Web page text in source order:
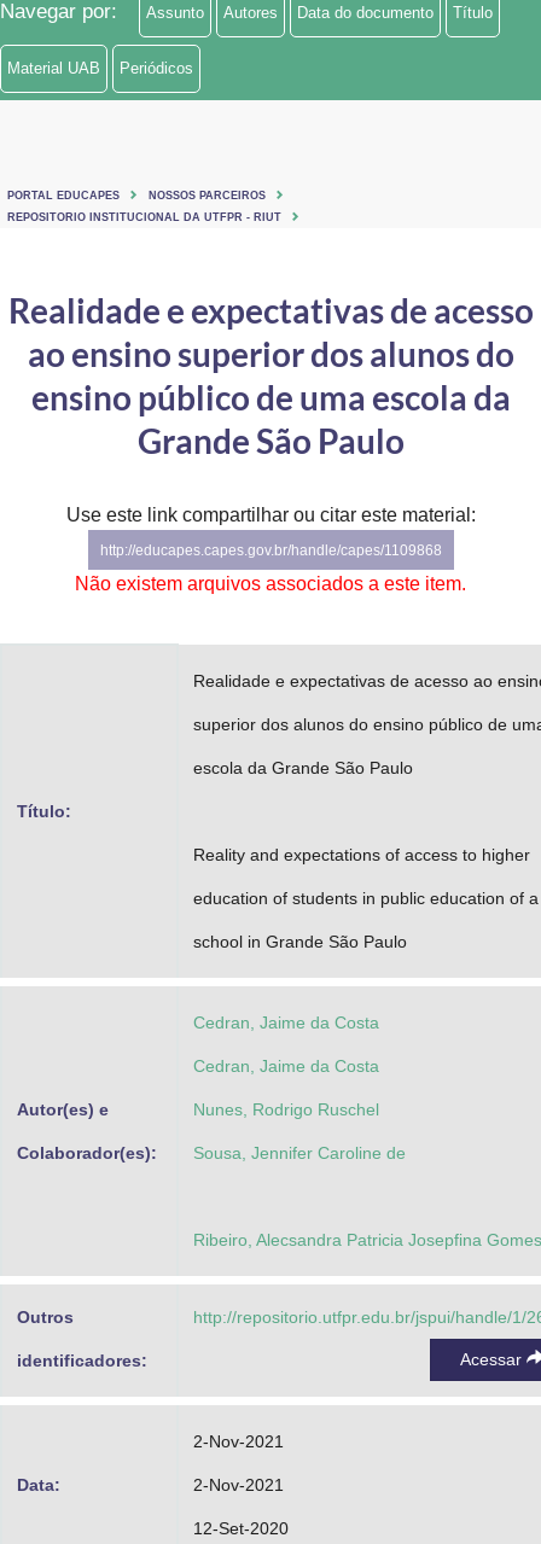
Ministério de Minas e Energia
Ministério da Ciência, Tecnologia, Inovações e Comunicações
Ministério do Turismo
Controladoria-Geral da União
Ministério da Mulher, da Família e dos Direitos Humanos
Secretaria-Geral
Secretaria de Governo
Gabinete de Segurança Institucional
Navegar por: Assunto Autores Data do documento Título
Material UAB Periódicos
PORTAL EDUCAPES
NOSSOS PARCEIROS
REPOSITORIO INSTITUCIONAL DA UTFPR - RIUT
Realidade e expectativas de acesso
ao ensino superior dos alunos do
ensino público de uma escola da
Grande São Paulo
Use este link compartilhar ou citar este material:
http://educapes.capes.gov.br/handle/capes/1109868
Não existem arquivos associados a este item.
Título:
Realidade e expectativas de acesso ao
superior dos alunos do ensino público de
escola da Grande São Paulo
Reality and expectations of access to higher
education of students in public education of a
school in Grande São Paulo
Autor(es) e
Colaborador(es):
Cedran, Jaime da Costa
Cedran, Jaime da Costa
Nunes, Rodrigo Ruschel
Sousa, Jennifer Caroline de
Ribeiro, Alecsandra Patricia Josepfina Gomes
Outros
identificadores:
http://repositorio.utfpr.edu.br/jspui/handle/1/
Acessar
Data:
2-Nov-2021
2-Nov-2021
12-Set-2020